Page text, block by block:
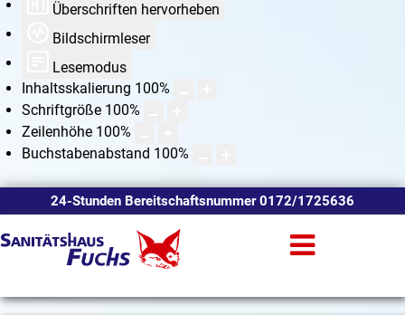
Überschriften hervorheben
Bildschirmleser
Lesemodus
Inhaltsskalierung 100%
Schriftgröße 100%
Zeilenhöhe 100%
Buchstabenabstand 100%
24-Stunden Bereitschaftsnummer 0172/1725636